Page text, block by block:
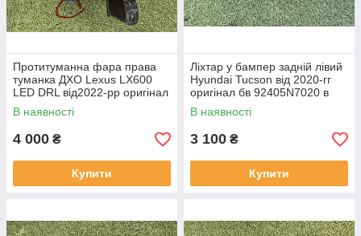
Протитуманна фара права
туманка ДХО Lexus LX600
LED DRL від2022-рр оригінал
бв відсутнє одно кріплення
В наявності
4 000 ₴
Купити
Ліхтар у бампер задній лівий
Hyundai Tucson від 2020-гг
оригінал бв 92405N7020 в
нормальному стані
В наявності
3 100 ₴
Купити